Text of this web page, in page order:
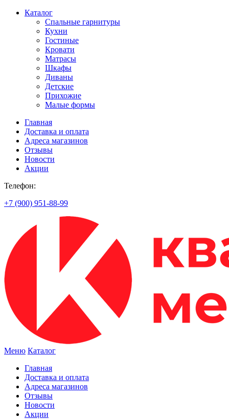
Каталог
Спальные гарнитуры
Кухни
Гостиные
Кровати
Матрасы
Шкафы
Диваны
Детские
Прихожие
Малые формы
Главная
Доставка и оплата
Адреса магазинов
Отзывы
Новости
Акции
Телефон:
+7 (900) 951-88-99
Меню Каталог
Главная
Доставка и оплата
Адреса магазинов
Отзывы
Новости
Акции